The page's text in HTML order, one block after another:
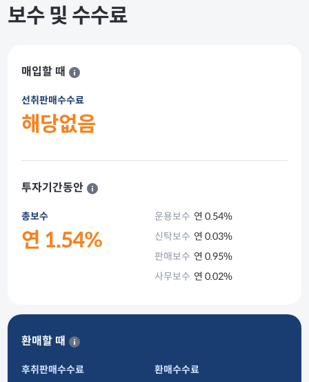
보수 및 수수료
매입할 때
선취판매수수료
해당없음
투자기간동안
총보수
연 1.54%
운용보수 연 0.54%
신탁보수 연 0.03%
판매보수 연 0.95%
사무보수 연 0.02%
환매할 때
후취판매수수료 환매수수료